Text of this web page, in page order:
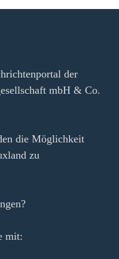
der
mbH & Co.
die Möglichkeit
zu
mit: